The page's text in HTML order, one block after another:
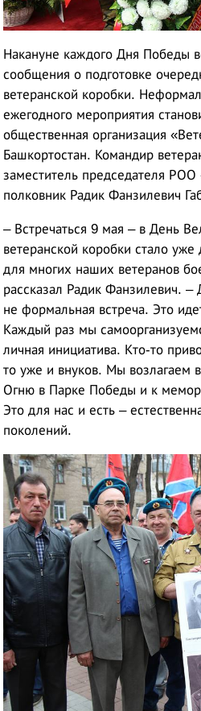
Накануне каждого Дня Победы
сообщения о подготовке
ветеранской коробки.
ежегодного мероприятия
общественная организация
Башкортостан. Командир
заместитель председателя
полковник Радик Фанзилевич
– Встречаться 9 мая – в День
ветеранской коробки стало
для многих наших ветеранов
рассказал Радик Фанзилевич. –
не формальная встреча. Это
Каждый раз мы
личная инициатива. Кто-то
то уже и внуков. Мы возлагаем
Огню в Парке Победы и к
Это для нас и есть –
поколений.